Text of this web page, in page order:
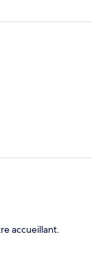
accueillant.